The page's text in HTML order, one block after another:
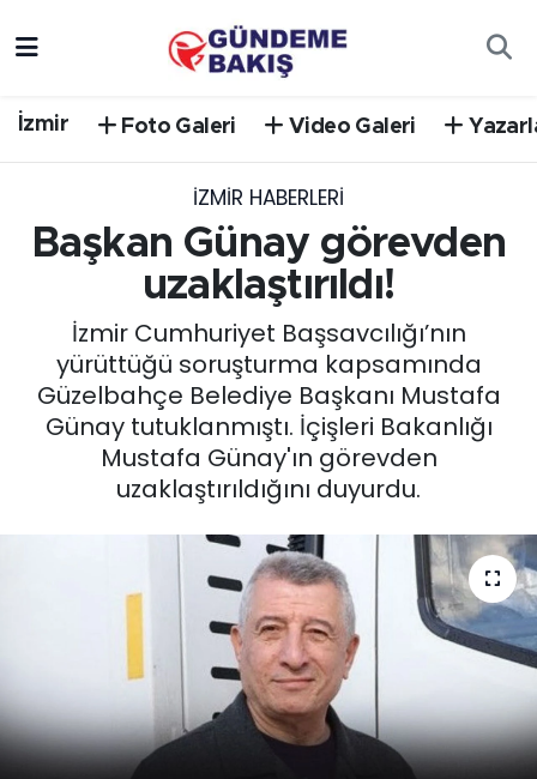
İzmir Foto Galeri Video Galeri
İZMIR HABERLERI
Başkan Günay görevden
uzaklaştırıldı!
İzmir Cumhuriyet Başsavcılığı’nın
yürüttüğü soruşturma kapsamında
Güzelbahçe Belediye Başkanı Mustafa
Günay tutuklanmıştı. İçişleri Bakanlığı
Mustafa Günay'ın görevden
uzaklaştırıldığını duyurdu.
EGE
EĞİTİM
EKONOMİ
English News
KÜLTÜR SANAT
POLİTİKA
SAĞLIK
Trafik Durumu
Süper Lig Puan Durumu ve Fikstür
Tüm Manşetler
Son Dakika Haberleri
Haber Arşivi